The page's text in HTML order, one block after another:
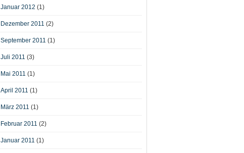
Januar 2012 (1)
Dezember 2011 (2)
September 2011 (1)
Juli 2011 (3)
Mai 2011 (1)
April 2011 (1)
März 2011 (1)
Februar 2011 (2)
Januar 2011 (1)